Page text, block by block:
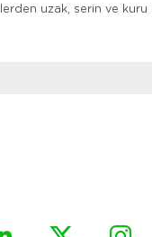
uzak, serin ve